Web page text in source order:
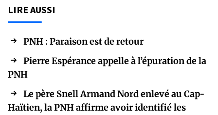
LIRE AUSSI
PNH : Paraison est de retour
Pierre Espérance appelle à l’épuration de la
PNH
Le père Snell Armand Nord enlevé au Cap-
Haïtien, la PNH affirme avoir identifié les